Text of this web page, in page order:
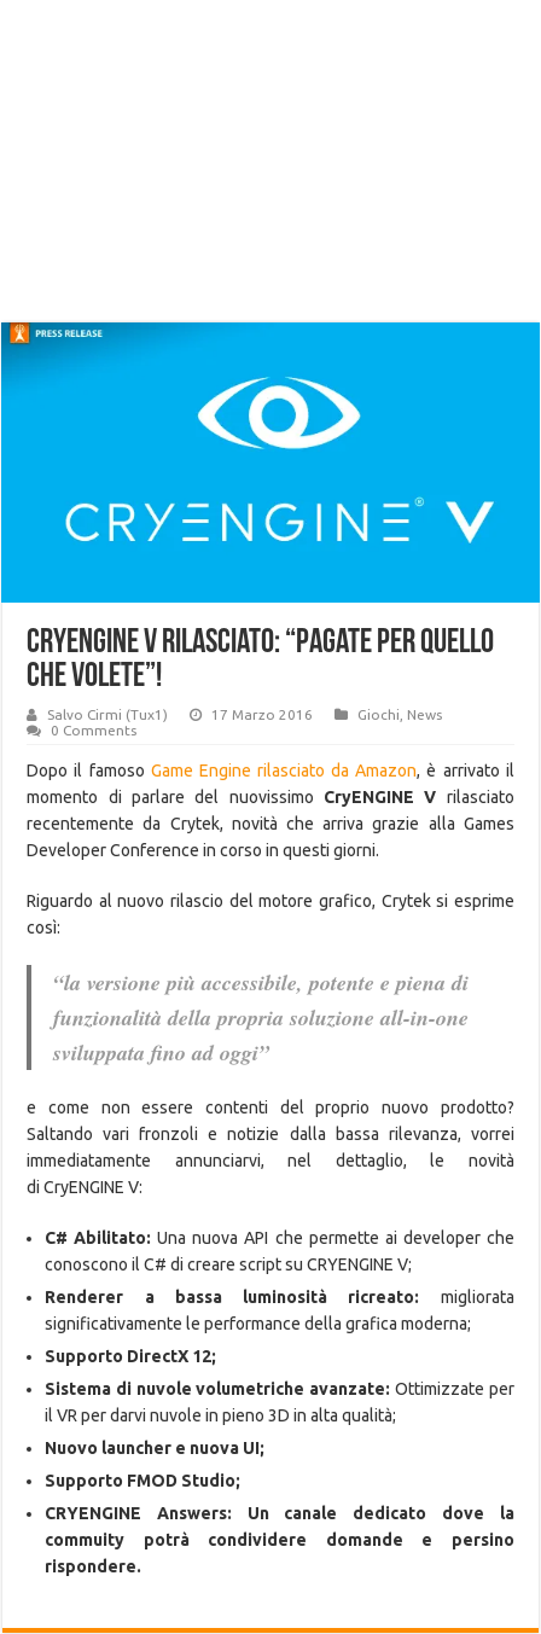
CryENGINE V rilasciato: “Pagate per quello
che volete”!
Salvo Cirmi (Tux1) 17 Marzo 2016 Giochi
News
0 Comments
Dopo il famoso Game Engine rilasciato da Amazon, è arrivato il
momento di parlare del nuovissimo CryENGINE V rilasciato
recentemente da Crytek, novità che arriva grazie alla Games
Developer Conference in corso in questi giorni.
Riguardo al nuovo rilascio del motore grafico, Crytek si esprime
così:
“la versione più accessibile, potente e piena di
funzionalità della propria soluzione all-in-one
sviluppata fino ad oggi”
e come non essere contenti del proprio nuovo prodotto?
Saltando vari fronzoli e notizie dalla bassa rilevanza, vorrei
immediatamente annunciarvi, nel dettaglio, le novità
di CryENGINE V:
C# Abilitato:Una nuova API che permette ai developer che
conoscono il C# di creare script su CRYENGINE V;
Renderer a bassa luminosità ricreato: migliorata
significativamente le performance della grafica moderna;
Supporto DirectX 12;
Sistema di nuvole volumetriche avanzate: Ottimizzate per
il VR per darvi nuvole in pieno 3D in alta qualità;
Nuovo launcher e nuova UI;
Supporto FMOD Studio;
CRYENGINE Answers: Un canale dedicato dove la
commuity potrà condividere domande e persino
rispondere.